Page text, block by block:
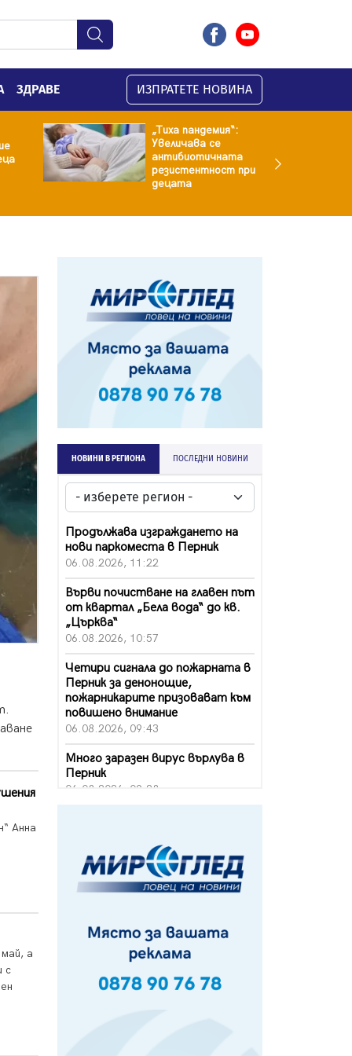
ЗДРАВЕ ИЗПРАТЕТЕ НОВИНА
„Тиха пандемия“:
Увеличава се
антибиотичната
резистентност при
децата
Анна
а
с
НОВИНИ В РЕГИОНА ПОСЛЕДНИ НОВИНИ
Продължава изграждането на
нови паркоместа в Перник
06.08.2026, 11:22
Върви почистване на главен път
от квартал „Бела вода“ до кв.
„Църква“
06.08.2026, 10:57
Четири сигнала до пожарната в
Перник за денонощие,
пожарникарите призовават към
повишено внимание
06.08.2026, 09:43
Много заразен вирус върлува в
Перник
06.08.2026, 09:28
време на жътвената кампания в
Перник
06.08.2026, 07:51
през август в Перник
06.08.2026, 00:48
измамите: Проверявайте